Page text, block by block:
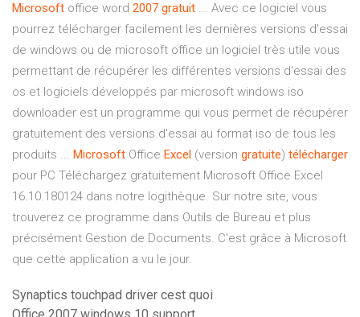
Microsoft office word 2007 gratuit ... Avec ce logiciel vous
pourrez télécharger facilement les dernières versions d'essai
de windows ou de microsoft office un logiciel très utile vous
permettant de récupérer les différentes versions d'essai des
os et logiciels développés par microsoft windows iso
downloader est un programme qui vous permet de récupérer
gratuitement des versions d'essai au format iso de tous les
produits ... Microsoft Office Excel (version gratuite) télécharger
pour PC Téléchargez gratuitement Microsoft Office Excel
16.10.180124 dans notre logithèque. Sur notre site, vous
trouverez ce programme dans Outils de Bureau et plus
précisément Gestion de Documents. C'est grâce à Microsoft
que cette application a vu le jour.
Synaptics touchpad driver cest quoi